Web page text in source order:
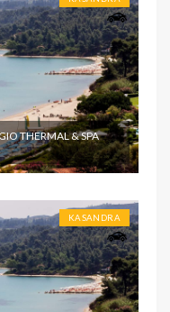
THERMAL & SPA
KASANDRA